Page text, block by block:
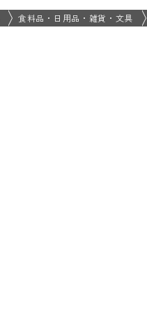
食料品・日用品・雑貨・文具